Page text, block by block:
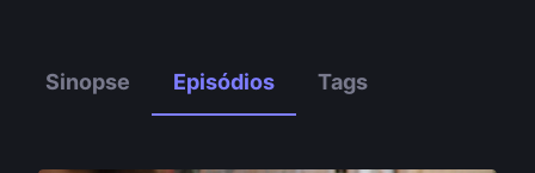
Sinopse Episódios Tags